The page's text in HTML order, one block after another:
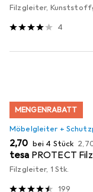
Filzgleiter,
4
MENGENRABATT
Möbelgleiter +
EUR
2,70 bei 4 Stück EUR
tesa PROTECT
Filzgleiter, 1 Stk.
199